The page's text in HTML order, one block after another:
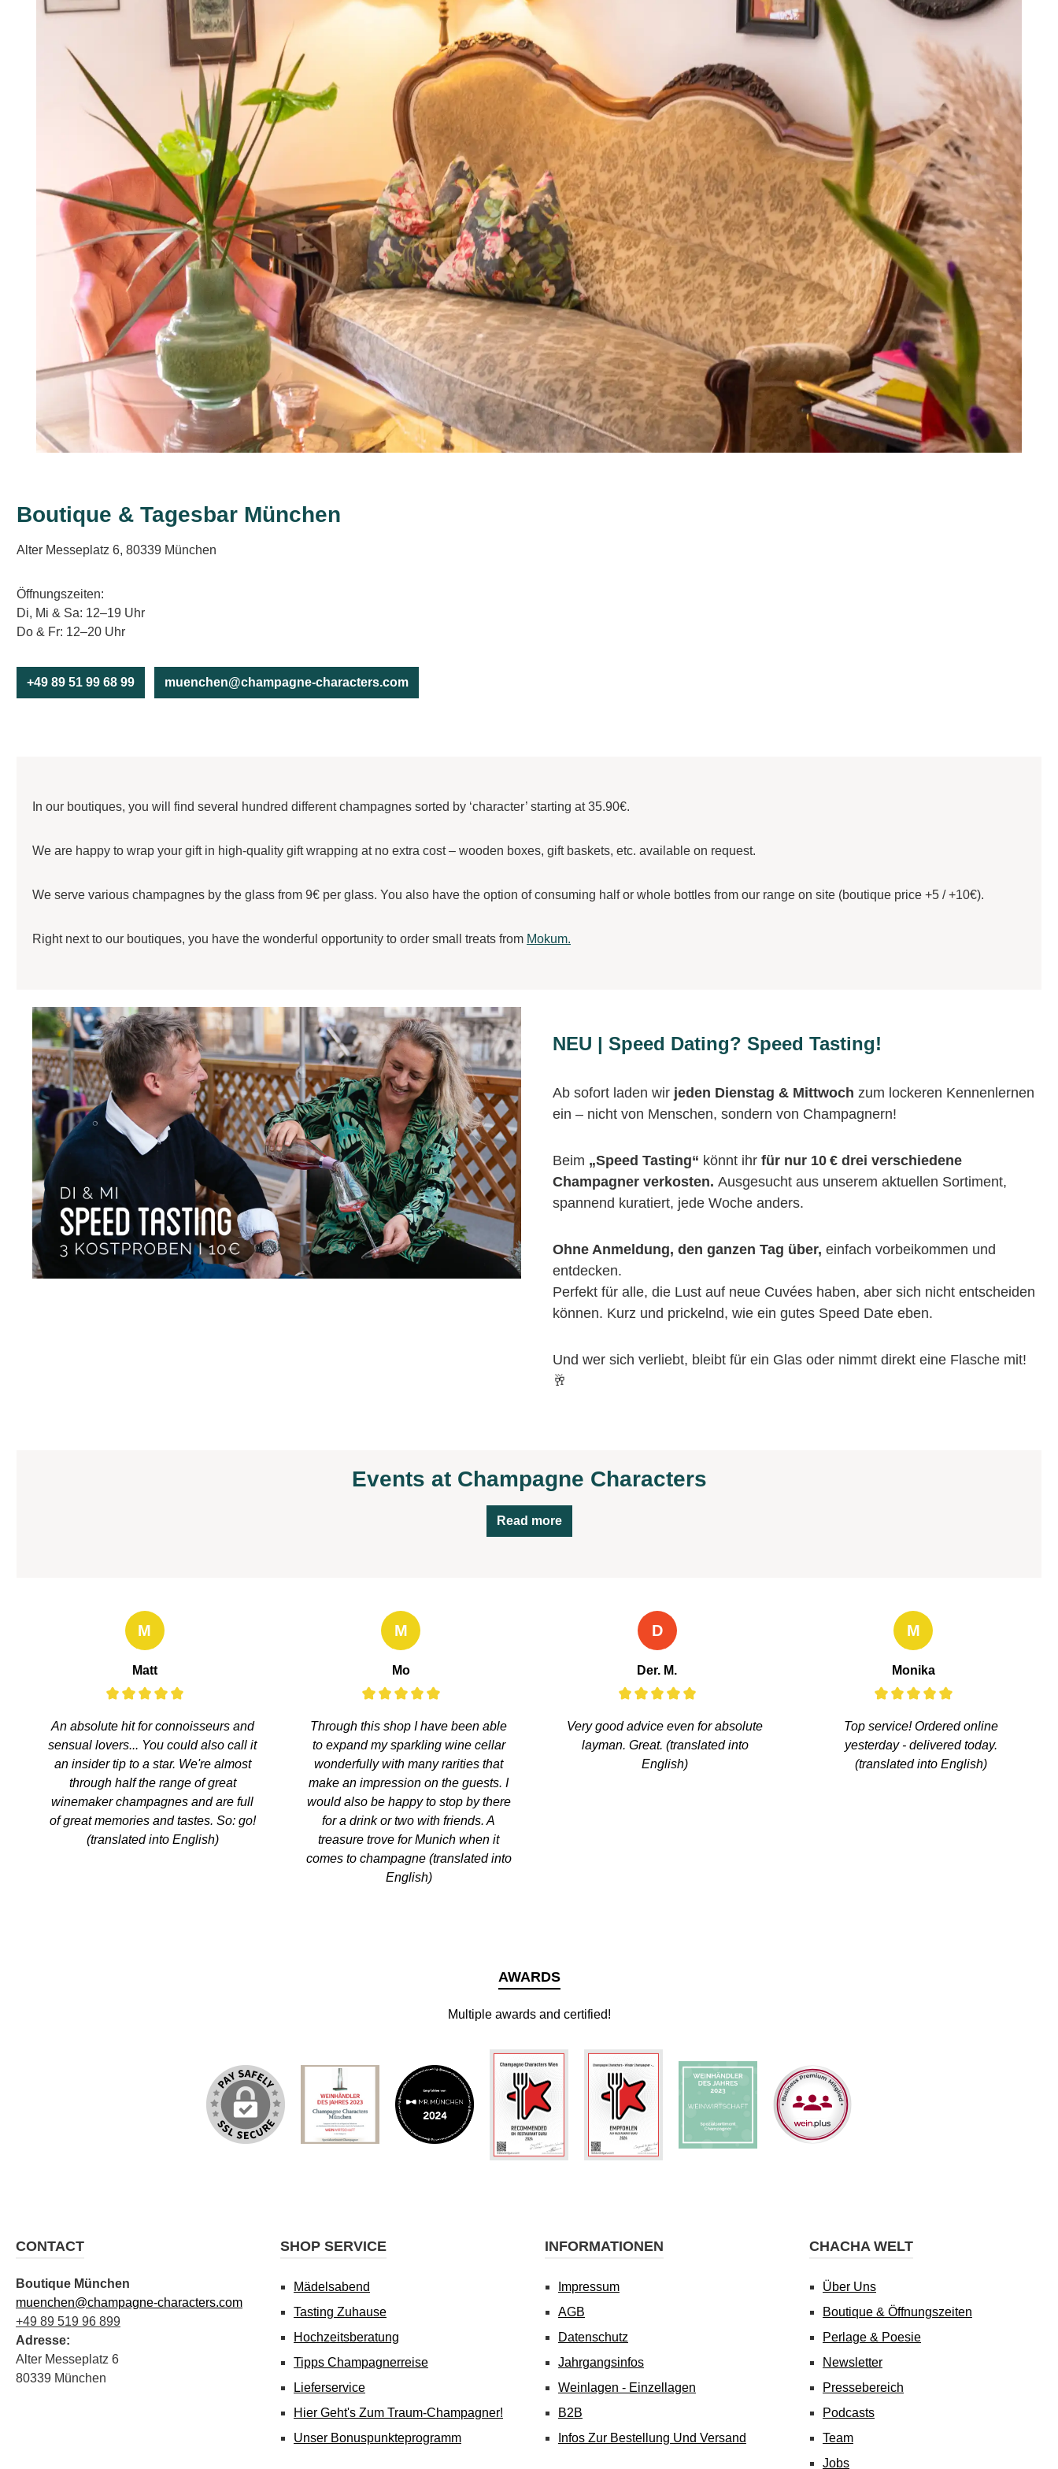
Boutique & Tagesbar München
Alter Messeplatz 6, 80339 München
Öffnungszeiten:
Di, Mi & Sa: 12–19 Uhr
Do & Fr: 12–20 Uhr
+49 89 51 99 68 99 muenchen@champagne-characters.com
In our boutiques, you will find several hundred different champagnes sorted by ‘character’ starting at 35.90€.
We are happy to wrap your gift in high-quality gift wrapping at no extra cost – wooden boxes, gift baskets, etc. available on request.
We serve various champagnes by the glass from 9€ per glass. You also have the option of consuming half or whole bottles from our range on site (boutique price +5 / +10€).
Right next to our boutiques, you have the wonderful opportunity to order small treats from Mokum.
NEU | Speed Dating? Speed Tasting!
Ab sofort laden wir jeden Dienstag & Mittwoch zum lockeren Kennenlernen
ein – nicht von Menschen, sondern von Champagnern!
Beim „Speed Tasting“ könnt ihr für nur 10 € drei verschiedene
Champagner verkosten. Ausgesucht aus unserem aktuellen Sortiment,
spannend kuratiert, jede Woche anders.
Ohne Anmeldung, den ganzen Tag über, einfach vorbeikommen und
entdecken.
Perfekt für alle, die Lust auf neue Cuvées haben, aber sich nicht entscheiden
können. Kurz und prickelnd, wie ein gutes Speed Date eben.
Und wer sich verliebt, bleibt für ein Glas oder nimmt direkt eine Flasche mit!
🥂
Events at Champagne Characters
Read more
M
Matt
An absolute hit for connoisseurs and
sensual lovers... You could also call it
an insider tip to a star. We're almost
through half the range of great
winemaker champagnes and are full
of great memories and tastes. So: go!
(translated into English)
M
Mo
Through this shop I have been able
to expand my sparkling wine cellar
wonderfully with many rarities that
make an impression on the guests. I
would also be happy to stop by there
for a drink or two with friends. A
treasure trove for Munich when it
comes to champagne (translated into
English)
D
Der. M.
Very good advice even for absolute
layman. Great. (translated into
English)
M
Monika
Top service! Ordered online
yesterday - delivered today.
(translated into English)
AWARDS
Multiple awards and certified!
CONTACT
Boutique München
muenchen@champagne-characters.com
+49 89 519 96 899
Adresse:
Alter Messeplatz 6
80339 München
SHOP SERVICE
Mädelsabend
Tasting Zuhause
Hochzeitsberatung
Tipps Champagnerreise
Lieferservice
Hier Geht's Zum Traum-Champagner!
Unser Bonuspunkteprogramm
INFORMATIONEN
Impressum
AGB
Datenschutz
Jahrgangsinfos
Weinlagen - Einzellagen
B2B
Infos Zur Bestellung Und Versand
CHACHA WELT
Über Uns
Boutique & Öffnungszeiten
Perlage & Poesie
Newsletter
Pressebereich
Podcasts
Team
Jobs